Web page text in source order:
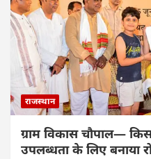
राजस्थान
ग्राम विकास चौपाल—
उपलब्धता के लिए बनाया